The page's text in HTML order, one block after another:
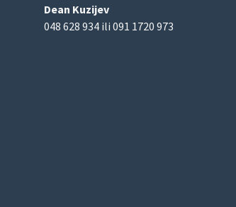
Dean Kuzijev
048 628 934 ili 091 1720 973